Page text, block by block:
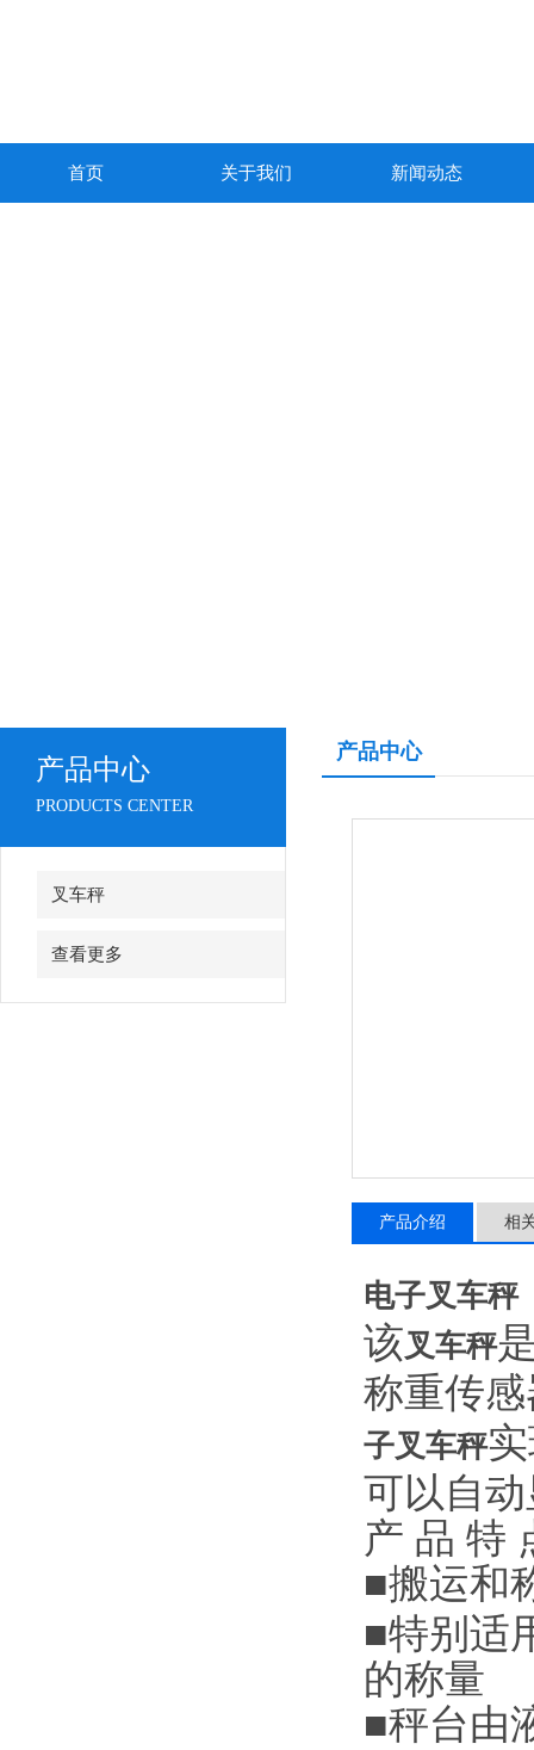
首页 关于我们 新闻动态
产品中心
PRODUCTS CENTER
叉车秤
查看更多
产品中心
产品介绍 相
电子叉车秤
该叉车秤
称重传
子叉车秤
可以自
产 品 特
■搬运和
■特别适
的称量
■秤台由